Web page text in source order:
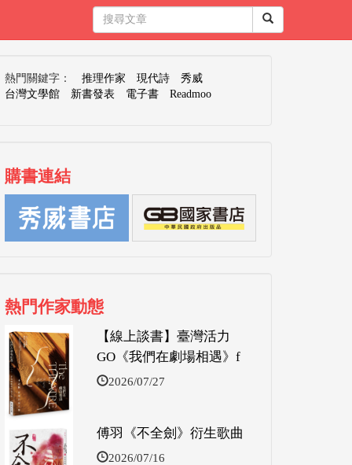
熱門關鍵字： 推理作家 現代詩
秀威
台灣文學館
新書發表 電子書 Readmoo
購書連結
熱門作家動態
【線上談書】臺灣活力
GO《我們在劇場相遇》f
2026/07/27
傅羽《不全劍》衍生歌曲
2026/07/16